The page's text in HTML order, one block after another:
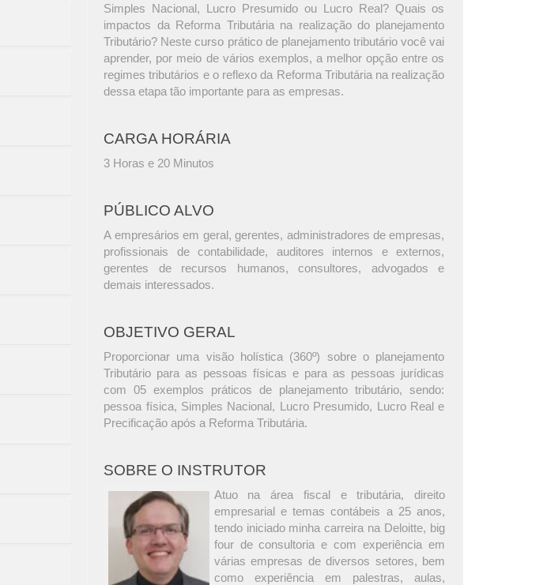
Simples Nacional, Lucro Presumido ou Lucro Real? Quais os
impactos da Reforma Tributária na realização do planejamento
Tributário? Neste curso prático de planejamento tributário você vai
aprender, por meio de vários exemplos, a melhor opção entre os
regimes tributários e o reflexo da Reforma Tributária na realização
dessa etapa tão importante para as empresas.
CARGA HORÁRIA
3 Horas e 20 Minutos
PÚBLICO ALVO
A empresários em geral, gerentes, administradores de empresas,
profissionais de contabilidade, auditores internos e externos,
gerentes de recursos humanos, consultores, advogados e
demais interessados.
OBJETIVO GERAL
Proporcionar uma visão holística (360º) sobre o planejamento
Tributário para as pessoas físicas e para as pessoas jurídicas
com 05 exemplos práticos de planejamento tributário, sendo:
pessoa física, Simples Nacional, Lucro Presumido, Lucro Real e
Precificação após a Reforma Tributária.
SOBRE O INSTRUTOR
Atuo na área fiscal e tributária, direito
empresarial e temas contábeis a 25 anos,
tendo iniciado minha carreira na Deloitte, big
four de consultoria e com experiência em
várias empresas de diversos setores, bem
como experiência em palestras, aulas,